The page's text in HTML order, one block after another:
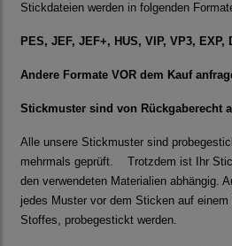
Stickdateien werden in folgenden
PES, JEF, JEF+, HUS, VIP, VP3, EXP,
Andere Formate VOR dem Kauf
Stickmuster sind von Rückgaberecht
Alle unsere Stickmuster sind
mehrmals geprüft. Trotzdem ist Ihr
den verwendeten Materialien abhängig.
jedes Muster vor dem Sticken auf
Stoffes, probegestickt werden.